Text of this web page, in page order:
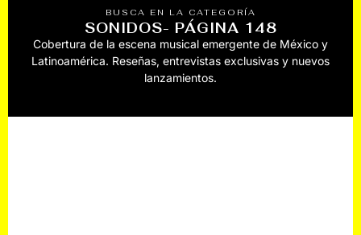
BUSCA EN LA CATEGORÍA
SONIDOS- PÁGINA 148
Cobertura de la escena musical emergente de México y
Latinoamérica. Reseñas, entrevistas exclusivas y nuevos
lanzamientos.